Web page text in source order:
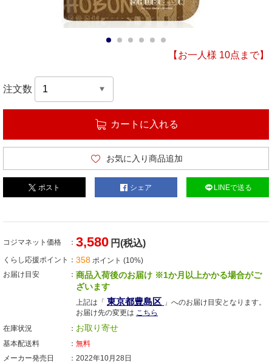
【お一人様 10点まで】
注文数
カートに入れる
お気に入り商品追加
ポスト シェア LINEで送る
コジマネット価格 3,580 円(税込)
くらし応援ポイント 358 ポイント (10%)
お届け目安
商品入荷後のお届け ※1か月以上かかる場合がご
ざいます
上記は「 東京都豊島区 」へのお届け目安となります。
お届け先の変更は こちら
在庫状況
お取り寄せ
基本配送料
無料
メーカー発売日
2022年10月28日